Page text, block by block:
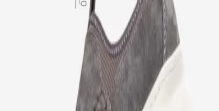
Erkek Hakiki Deri Streçli Günlük Loafer Ayakkabı Gri
Erkek Hakiki Deri Streçli Günlük Loafer Ayakkabı Gri
4.995,00 TL